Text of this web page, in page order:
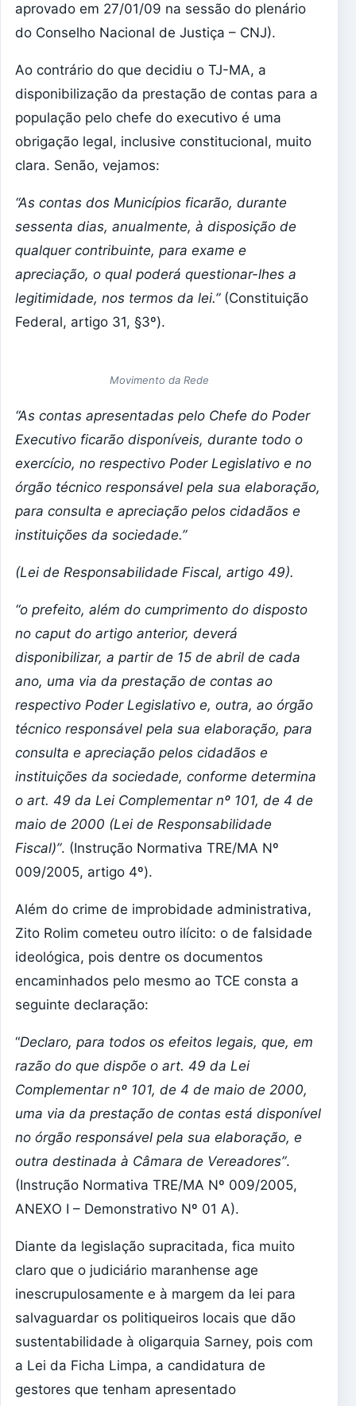
aprovado em 27/01/09 na sessão do plenário
do Conselho Nacional de Justiça – CNJ).
Ao contrário do que decidiu o TJ-MA, a
disponibilização da prestação de contas para a
população pelo chefe do executivo é uma
obrigação legal, inclusive constitucional, muito
clara. Senão, vejamos:
“As contas dos Municípios ficarão, durante
sessenta dias, anualmente, à disposição de
qualquer contribuinte, para exame e
apreciação, o qual poderá questionar-lhes a
legitimidade, nos termos da lei.” (Constituição
Federal, artigo 31, §3º).
Movimento da Rede
“As contas apresentadas pelo Chefe do Poder
Executivo ficarão disponíveis, durante todo o
exercício, no respectivo Poder Legislativo e no
órgão técnico responsável pela sua elaboração,
para consulta e apreciação pelos cidadãos e
instituições da sociedade.”
(Lei de Responsabilidade Fiscal, artigo 49).
“o prefeito, além do cumprimento do disposto
no caput do artigo anterior, deverá
disponibilizar, a partir de 15 de abril de cada
ano, uma via da prestação de contas ao
respectivo Poder Legislativo e, outra, ao órgão
técnico responsável pela sua elaboração, para
consulta e apreciação pelos cidadãos e
instituições da sociedade, conforme determina
o art. 49 da Lei Complementar nº 101, de 4 de
maio de 2000 (Lei de Responsabilidade
Fiscal)”. (Instrução Normativa TRE/MA Nº
009/2005, artigo 4º).
Além do crime de improbidade administrativa,
Zito Rolim cometeu outro ilícito: o de falsidade
ideológica, pois dentre os documentos
encaminhados pelo mesmo ao TCE consta a
seguinte declaração:
“Declaro, para todos os efeitos legais, que, em
razão do que dispõe o art. 49 da Lei
Complementar nº 101, de 4 de maio de 2000,
uma via da prestação de contas está disponível
no órgão responsável pela sua elaboração, e
outra destinada à Câmara de Vereadores”.
(Instrução Normativa TRE/MA Nº 009/2005,
ANEXO I – Demonstrativo Nº 01 A).
Diante da legislação supracitada, fica muito
claro que o judiciário maranhense age
inescrupulosamente e à margem da lei para
salvaguardar os politiqueiros locais que dão
sustentabilidade à oligarquia Sarney, pois com
a Lei da Ficha Limpa, a candidatura de
gestores que tenham apresentado